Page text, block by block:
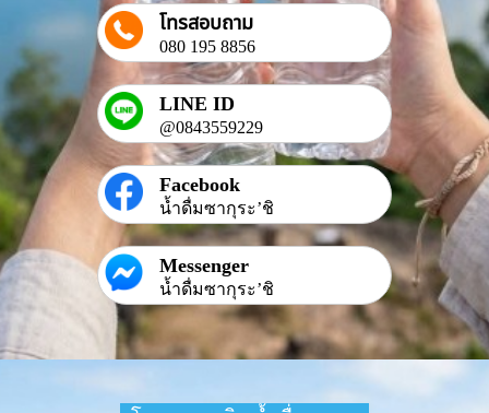
โทรสอบถาม
080 195 8856
LINE ID
@0843559229
Facebook
น้ำดื่มซากุระ’ชิ
Messenger
น้ำดื่มซากุระ’ชิ